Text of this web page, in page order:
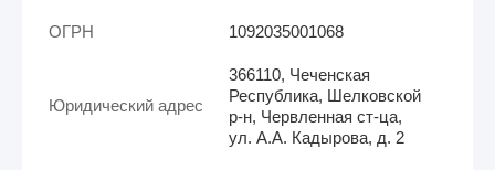
ОГРН 1092035001068
Юридический адрес
366110, Чеченская
Республика, Шелковской
р-н, Червленная ст-ца,
ул. А.А. Кадырова, д. 2